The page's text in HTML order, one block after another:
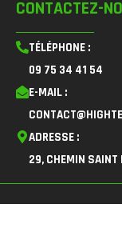
CONTACTEZ-
TÉLÉPHONE :
09 75 34 41 54
E-MAIL :
ADRESSE :
29, CHEMIN SAINT